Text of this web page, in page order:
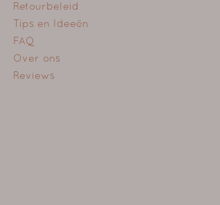
Retourbeleid
Tips en Ideeën
FAQ
Over ons
Reviews